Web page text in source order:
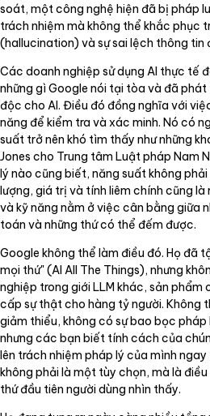
soát, một công nghệ hiện đã bị pháp
trách nhiệm mà không thể khắc phục
(hallucination) và sự sai lệch thông
Các doanh nghiệp sử dụng AI thực tế
những gì Google nói tại tòa và đã
độc cho AI. Điều đó đồng nghĩa với
năng để kiểm tra và xác minh. Nó có
suất trở nên khó tìm thấy như những
Jones cho Trung tâm Luật pháp Nam
lý nào cũng biết, năng suất không
lượng, giá trị và tính liêm chính cũng
và kỹ năng nằm ở việc cân bằng giữa
toán và những thứ có thể đếm được.
Google không thể làm điều đó. Họ đã
mọi thứ" (AI All The Things), nhưng
nghiệp trong giới LLM khác, sản phẩm
cấp sự thật cho hàng tỷ người. Không
giảm thiểu, không có sự bao bọc pháp
nhưng các bạn biết tính cách của
lên trách nhiệm pháp lý của mình
không phải là một tùy chọn, mà là
thứ đầu tiên người dùng nhìn thấy.